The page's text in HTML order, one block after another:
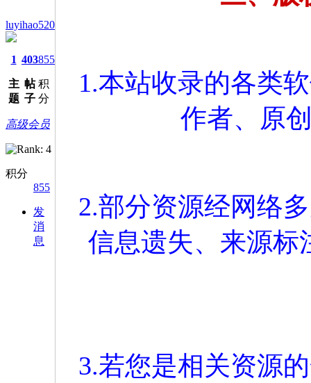
luyihao520
1
主
题
403
帖
子
855
积
分
高级会员
积分
855
发
消
息
1.本站收录的各类
作者、原
2.部分资源经网络
信息遗失、来源标
3.若您是相关资源